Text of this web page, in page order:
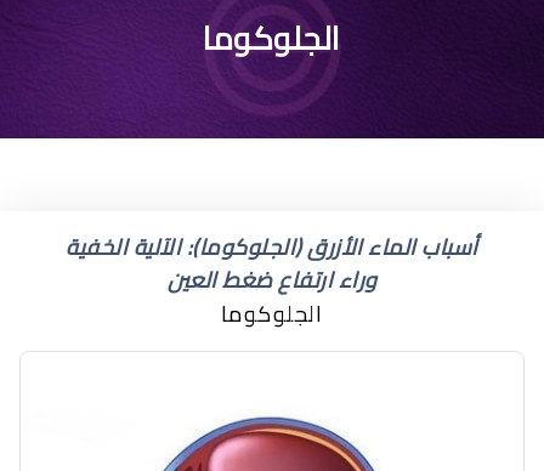
علاج الجلوكوما بالليزر
الجلوكوما
أسباب الماء الأزرق (الجلوكوما): الآلية الخفية
وراء ارتفاع ضغط العين
الجلوكوما